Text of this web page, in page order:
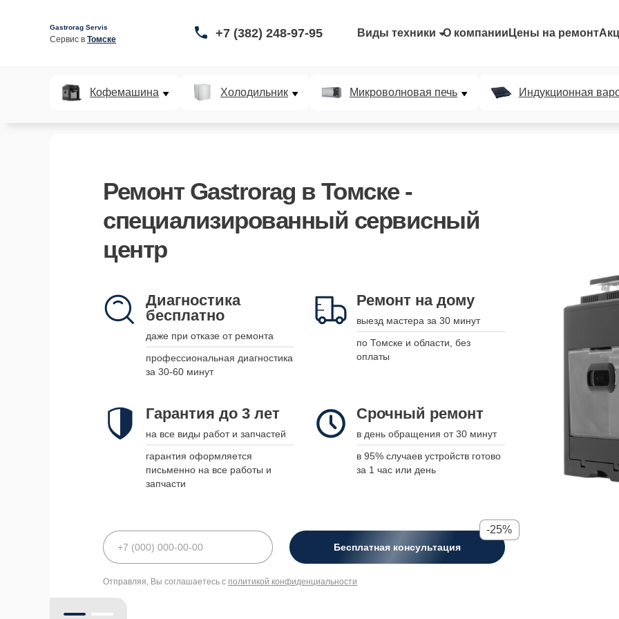
Gastrorag Servis
Сервис в Томске +7 (382) 248-97-95 Виды техники О компании Цены на ремонт
Кофемашина Холодильник Микроволновая печь Индукционная
Ремонт Gastrorag в Томске -
специализированный сервисный
центр
Диагностика
бесплатно
даже при отказе от ремонта
профессиональная диагностика
за 30-60 минут
Ремонт на дому
выезд мастера за 30 минут
по Томске и области, без
оплаты
Гарантия до 3 лет
на все виды работ и запчастей
гарантия оформляется
письменно на все работы и
запчасти
Срочный ремонт
в день обращения от 30 минут
в 95% случаев устройств готово
за 1 час или день
Бесплатная консультация
-25%
Отправляя, Вы соглашаетесь с политикой конфиденциальности
наши курьеры приедут в удобное
устройство обратно, когда оно
будет готово
вы выбираете - мы
подстраиваемся
укажите дату, время и модель
устройства, а мы свяжемся для
Гарантия до 3 лет
на все виды работ и запчастей
гарантия оформляется письменно
на все работы и запчасти
Срочный ремонт
в день обращения от 30 минут
в 95% случаев устройств готово за
1 час или день
Бесплатная консультация
политикой конфиденциальности